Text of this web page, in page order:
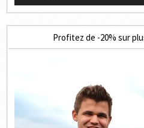
Profitez de -20% sur